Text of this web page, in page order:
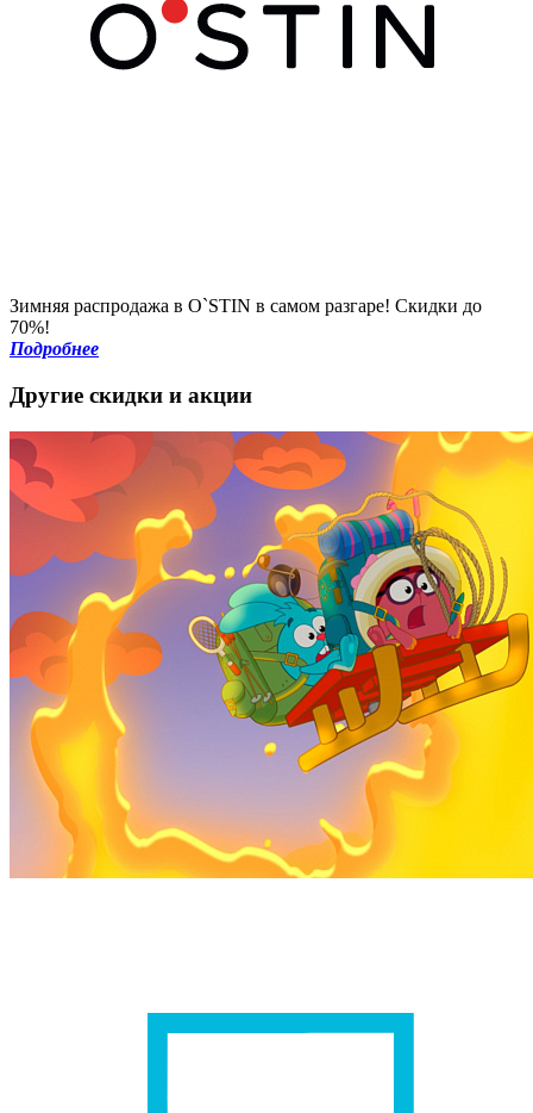
Зимняя распродажа в О`STIN в самом разгаре! Скидки до
70%!
Подробнее
Другие скидки и акции